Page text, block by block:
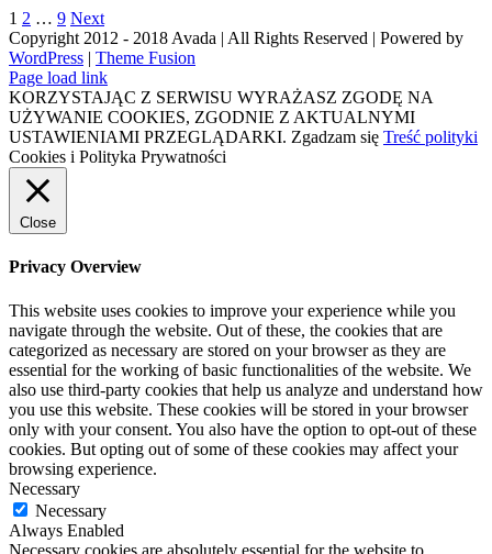
1 2 … 9 Next
Copyright 2012 - 2018 Avada | All Rights Reserved | Powered by
WordPress | Theme Fusion
Page load link
KORZYSTAJĄC Z SERWISU WYRAŻASZ ZGODĘ NA
UŻYWANIE COOKIES, ZGODNIE Z AKTUALNYMI
USTAWIENIAMI PRZEGLĄDARKI. Zgadzam się Treść polityki
Cookies i Polityka Prywatności
Close
Privacy Overview
This website uses cookies to improve your experience while you
navigate through the website. Out of these, the cookies that are
categorized as necessary are stored on your browser as they are
essential for the working of basic functionalities of the website. We
also use third-party cookies that help us analyze and understand how
you use this website. These cookies will be stored in your browser
only with your consent. You also have the option to opt-out of these
cookies. But opting out of some of these cookies may affect your
browsing experience.
Necessary
Necessary
Always Enabled
Necessary cookies are absolutely essential for the website to